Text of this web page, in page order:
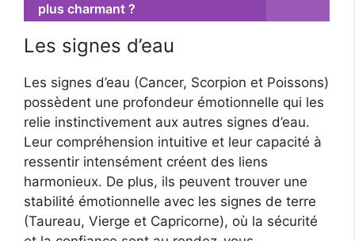
plus charmant ?
Les signes d’eau
Les signes d’eau (Cancer, Scorpion et Poissons)
possèdent une profondeur émotionnelle qui les
relie instinctivement aux autres signes d’eau.
Leur compréhension intuitive et leur capacité à
ressentir intensément créent des liens
harmonieux. De plus, ils peuvent trouver une
stabilité émotionnelle avec les signes de terre
(Taureau, Vierge et Capricorne), où la sécurité